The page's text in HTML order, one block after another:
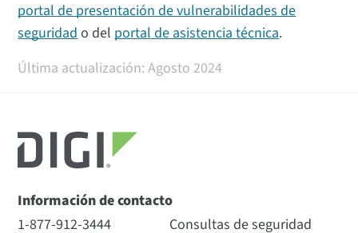
portal de presentación de vulnerabilidades de
seguridado delportal de asistencia técnica.
Última actualización: Agosto 2024
Información de contacto
1-877-912-3444
Consultas de seguridad